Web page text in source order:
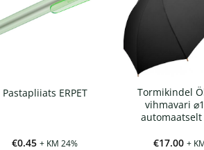
Pastapliiats ERPET
€0.45 + KM 24%
Tormikindel
vihmavari
automaatselt
€17.00 +